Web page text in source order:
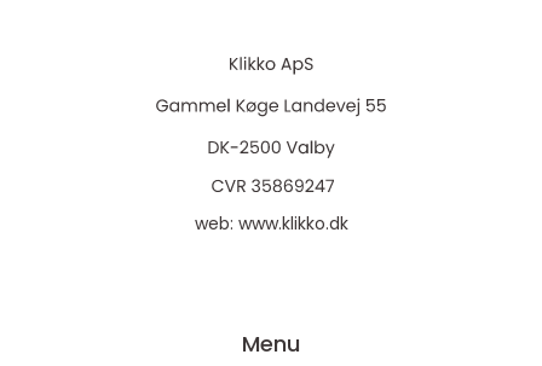
web: www.klikko.dk
Menu